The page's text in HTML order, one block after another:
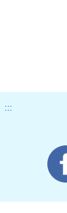
:::